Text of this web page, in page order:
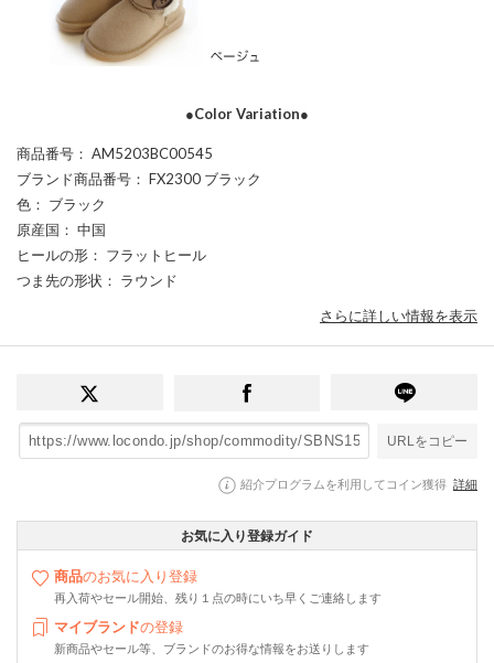
●Color Variation●
商品番号 ： AM5203BC00545
ブランド商品番号 ： FX2300 ブラック
色 ： ブラック
原産国 ： 中国
ヒールの形 ： フラットヒール
つま先の形状 ： ラウンド
さらに詳しい情報を表示
URLをコピー
紹介プログラムを利用してコイン獲得 詳細
お気に入り登録ガイド
商品のお気に入り登録
再入荷やセール開始、残り１点の時にいち早くご連絡します
マイブランドの登録
新商品やセール等、ブランドのお得な情報をお送りします